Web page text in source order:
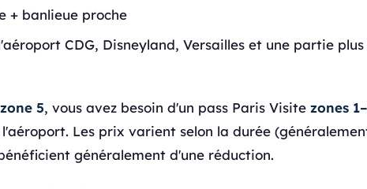
+ banlieue proche
CDG, Disneyland, Versailles et une partie
zone 5, vous avez besoin d'un pass Paris Visite zones
Les prix varient selon la durée
généralement d'une réduction.